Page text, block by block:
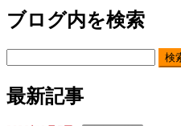
ブログ内を検索
最新記事